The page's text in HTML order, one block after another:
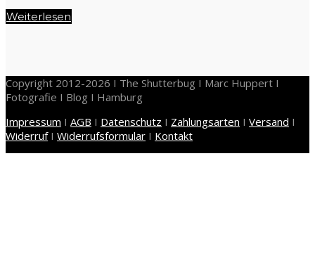
Weiterlesen
Copyright 2012-2026 I The Shutterbug I Marc Huppert I
Fotografie I Blog I Hamburg
Impressum I AGB I Datenschutz I Zahlungsarten I Versand I
WiderrufI Widerrufsformular I Kontakt